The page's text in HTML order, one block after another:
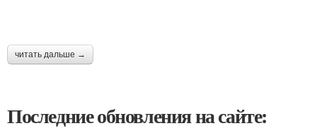
читать дальше →
Последние обновления на сайте: